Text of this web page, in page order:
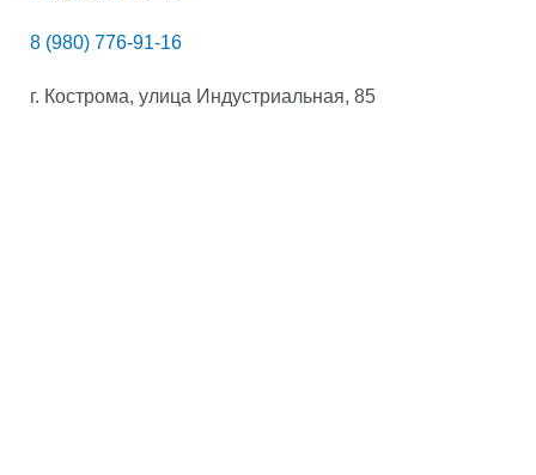
8 (980) 776-91-16
г. Кострома, улица Индустриальная, 85